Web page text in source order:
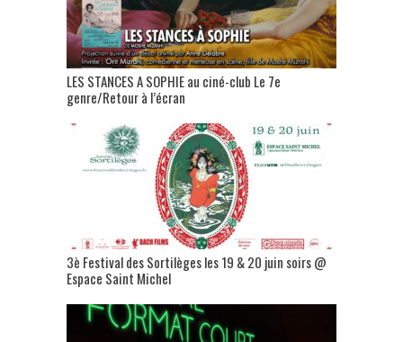
LES STANCES A SOPHIE au ciné-club Le 7e
genre/Retour à l’écran
3è Festival des Sortilèges les 19 & 20 juin soirs @
Espace Saint Michel